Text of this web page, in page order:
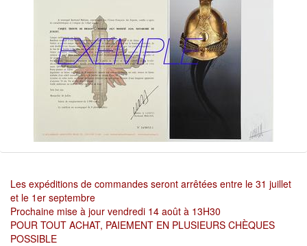
Les expéditions de commandes seront arrêtées entre le 31 juillet
et le 1er septembre
Prochaine mise à jour vendredi 14 août à 13H30
POUR TOUT ACHAT, PAIEMENT EN PLUSIEURS CHÈQUES
POSSIBLE